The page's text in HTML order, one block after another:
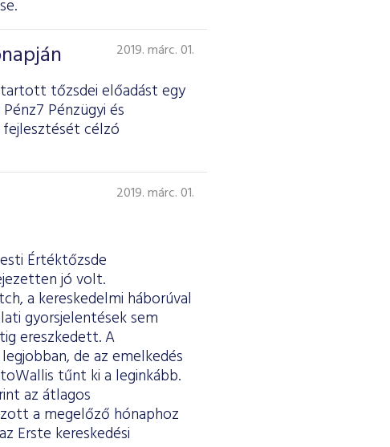
2019. márc. 01.
tartott tőzsdei előadást egy
Pénzügyi és
fejlesztését célzó
2019. márc. 01.
Értéktőzsde
jó volt.
a kereskedelmi háborúval
gyorsjelentések sem
ereszkedett. A
de az emelkedés
tűnt ki a leginkább.
az átlagos
a megelőző hónaphoz
Erste kereskedési